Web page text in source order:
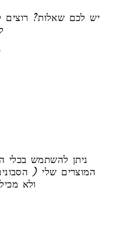
יש לכם שאלות? רוצים
ניתן להשתמש בכלי
המוצרים שלי (
ולא